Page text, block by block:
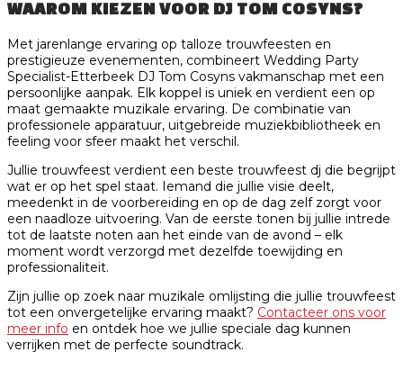
WAAROM KIEZEN VOOR DJ TOM COSYNS?
Met jarenlange ervaring op talloze trouwfeesten en
prestigieuze evenementen, combineert Wedding Party
Specialist-Etterbeek DJ Tom Cosyns vakmanschap met een
persoonlijke aanpak. Elk koppel is uniek en verdient een op
maat gemaakte muzikale ervaring. De combinatie van
professionele apparatuur, uitgebreide muziekbibliotheek en
feeling voor sfeer maakt het verschil.
Jullie trouwfeest verdient een beste trouwfeest dj die begrijpt
wat er op het spel staat. Iemand die jullie visie deelt,
meedenkt in de voorbereiding en op de dag zelf zorgt voor
een naadloze uitvoering. Van de eerste tonen bij jullie intrede
tot de laatste noten aan het einde van de avond – elk
moment wordt verzorgd met dezelfde toewijding en
professionaliteit.
Zijn jullie op zoek naar muzikale omlijsting die jullie trouwfeest
tot een onvergetelijke ervaring maakt? Contacteer ons voor
meer info en ontdek hoe we jullie speciale dag kunnen
verrijken met de perfecte soundtrack.